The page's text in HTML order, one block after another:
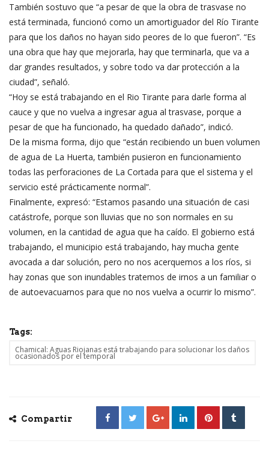
También sostuvo que “a pesar de que la obra de trasvase no
está terminada, funcionó como un amortiguador del Río Tirante
para que los daños no hayan sido peores de lo que fueron”. “Es
una obra que hay que mejorarla, hay que terminarla, que va a
dar grandes resultados, y sobre todo va dar protección a la
ciudad”, señaló.
“Hoy se está trabajando en el Rio Tirante para darle forma al
cauce y que no vuelva a ingresar agua al trasvase, porque a
pesar de que ha funcionado, ha quedado dañado”, indicó.
De la misma forma, dijo que “están recibiendo un buen volumen
de agua de La Huerta, también pusieron en funcionamiento
todas las perforaciones de La Cortada para que el sistema y el
servicio esté prácticamente normal”.
Finalmente, expresó: “Estamos pasando una situación de casi
catástrofe, porque son lluvias que no son normales en su
volumen, en la cantidad de agua que ha caído. El gobierno está
trabajando, el municipio está trabajando, hay mucha gente
avocada a dar solución, pero no nos acerquemos a los ríos, si
hay zonas que son inundables tratemos de irnos a un familiar o
de autoevacuarnos para que no nos vuelva a ocurrir lo mismo”.
Tags:
Chamical: Aguas Riojanas está trabajando para solucionar los daños
ocasionados por el temporal
Compartir